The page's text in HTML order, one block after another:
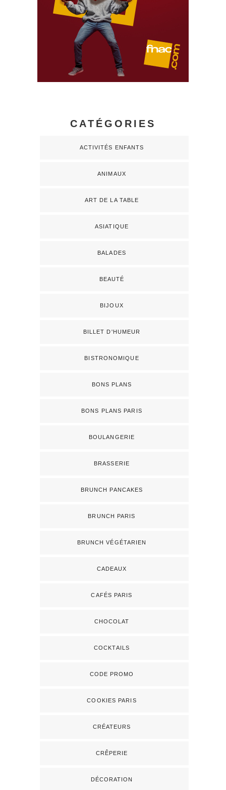
CATÉGORIES
ACTIVITÉS ENFANTS
ANIMAUX
ART DE LA TABLE
ASIATIQUE
BALADES
BEAUTÉ
BIJOUX
BILLET D'HUMEUR
BISTRONOMIQUE
BONS PLANS
BONS PLANS PARIS
BOULANGERIE
BRASSERIE
BRUNCH PANCAKES
BRUNCH PARIS
BRUNCH VÉGÉTARIEN
CADEAUX
CAFÉS PARIS
CHOCOLAT
COCKTAILS
CODE PROMO
COOKIES PARIS
CRÉATEURS
CRÊPERIE
DÉCORATION